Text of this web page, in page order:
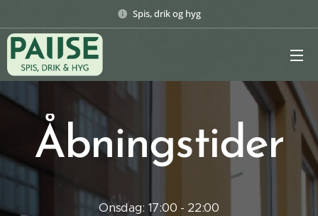
Spis, drik og hyg
Åbningstider
Onsdag: 17:00 - 22:00